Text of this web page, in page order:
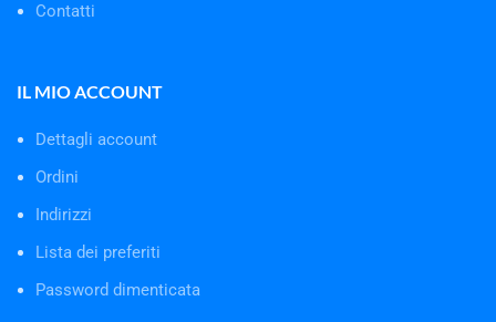
Contatti
IL MIO ACCOUNT
Dettagli account
Ordini
Indirizzi
Lista dei preferiti
Password dimenticata